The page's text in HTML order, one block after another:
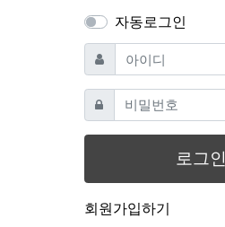
자동로그인
아이디 필수
비밀번호필수
로그인
회원가입하기